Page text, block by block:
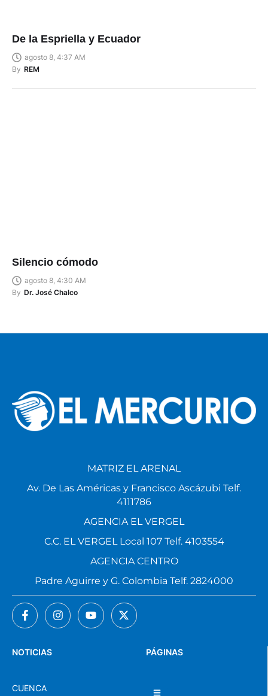
De la Espriella y Ecuador
agosto 8, 4:37 AM
By REM
Silencio cómodo
agosto 8, 4:30 AM
By Dr. José Chalco
PÁGINAS
NOTICIAS
CUENCA
MATRIZ EL ARENAL
Av. De Las Américas y Francisco Ascázubi Telf.
4111786
AGENCIA EL VERGEL
C.C. EL VERGEL Local 107 Telf. 4103554
AGENCIA CENTRO
Padre Aguirre y G. Colombia Telf. 2824000